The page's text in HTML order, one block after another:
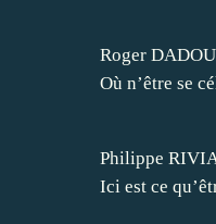
Roger
Où n’être se
Philippe
Ici est ce